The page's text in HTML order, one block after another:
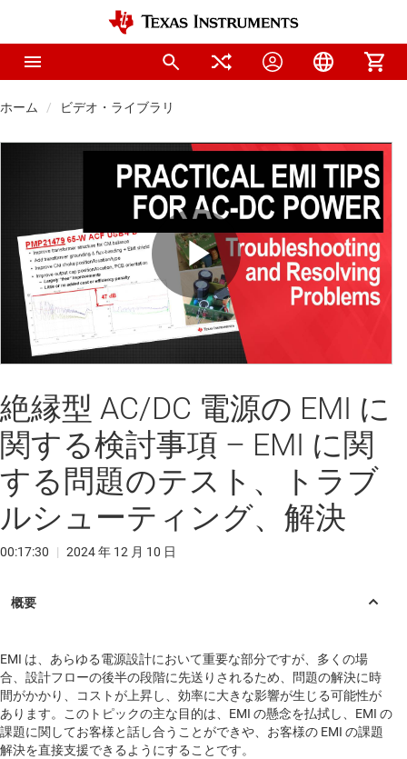
ホーム ビデオ・ライブラリ
Play
Video
絶縁型 AC/DC 電源の EMI に
関する検討事項 – EMI に関
する問題のテスト、トラブ
ルシューティング、解決
00:17:30 | 2024 年 12 月 10 日
EMI は、あらゆる電源設計において重要な部分ですが、多くの場
合、設計フローの後半の段階に先送りされるため、問題の解決に時
間がかかり、コストが上昇し、効率に大きな影響が生じる可能性が
あります。このトピックの主な目的は、EMI の懸念を払拭し、EMI の
課題に関してお客様と話し合うことができや、お客様の EMI の課題
解決を直接支援できるようにすることです。